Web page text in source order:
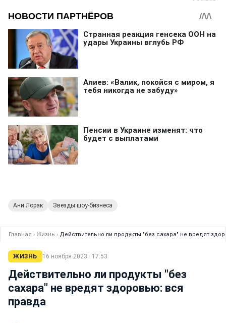
Ани Лорак Звезды шоу-бизнеса
Главная › Жизнь › Действительно ли продукты "без сахара" не вредят
ЖИЗНЬ 16 ноября 2023 · 17:53
Действительно ли продукты "без
сахара" не вредят здоровью: вся
правда